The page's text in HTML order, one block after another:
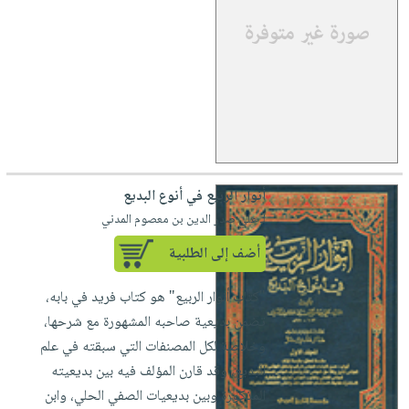
أنوار الربيع في أنوع البديع
لـ علي صدر الدين بن معصوم المدني
أضف إلى الطلبية
"كتاب أنوار الربيع" هو كتاب فريد في بابه،
تضمن بديعية صاحبه المشهورة مع شرحها،
وخلاصة لكل المصنفات التي سبقته في علم
البديع، وقد قارن المؤلف فيه بين بديعيته
المذكورة وبين بديعيات الصفي الحلي، وابن